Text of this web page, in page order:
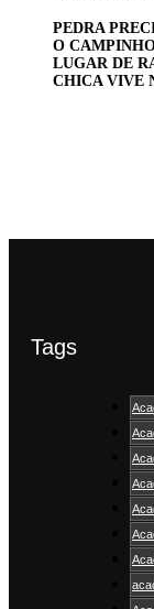
PEDRA
O
LUGAR DE
CHICA VIVE
Tags